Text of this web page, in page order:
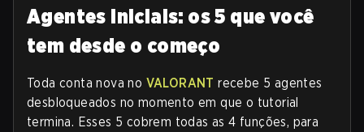
Agentes iniciais: os 5 que você
tem desde o começo
Toda conta nova no VALORANT recebe 5 agentes
desbloqueados no momento em que o tutorial
termina. Esses 5 cobrem todas as 4 funções, para